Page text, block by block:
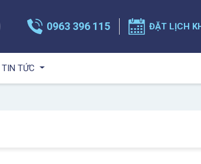
0963 396 115 ĐẶT LỊCH
TIN TỨC